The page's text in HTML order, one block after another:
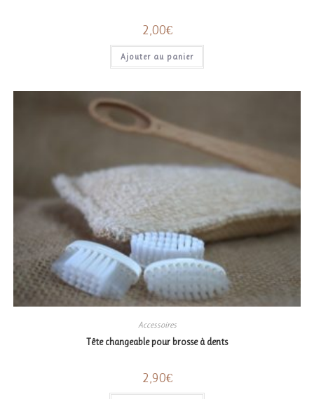
2,00€
Ajouter au panier
Accessoires
Tête changeable pour brosse à dents
2,90€